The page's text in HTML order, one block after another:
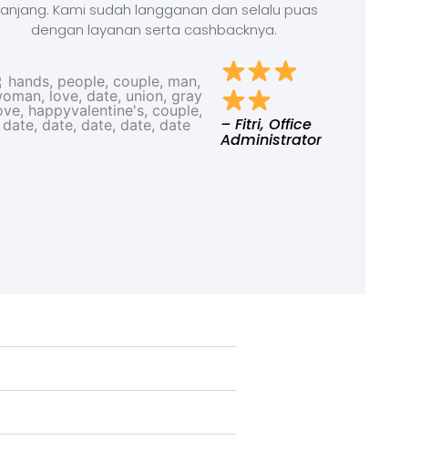
Kami sudah langganan dan selalu puas
dengan layanan serta cashbacknya.
– Fitri, Office
Administrator